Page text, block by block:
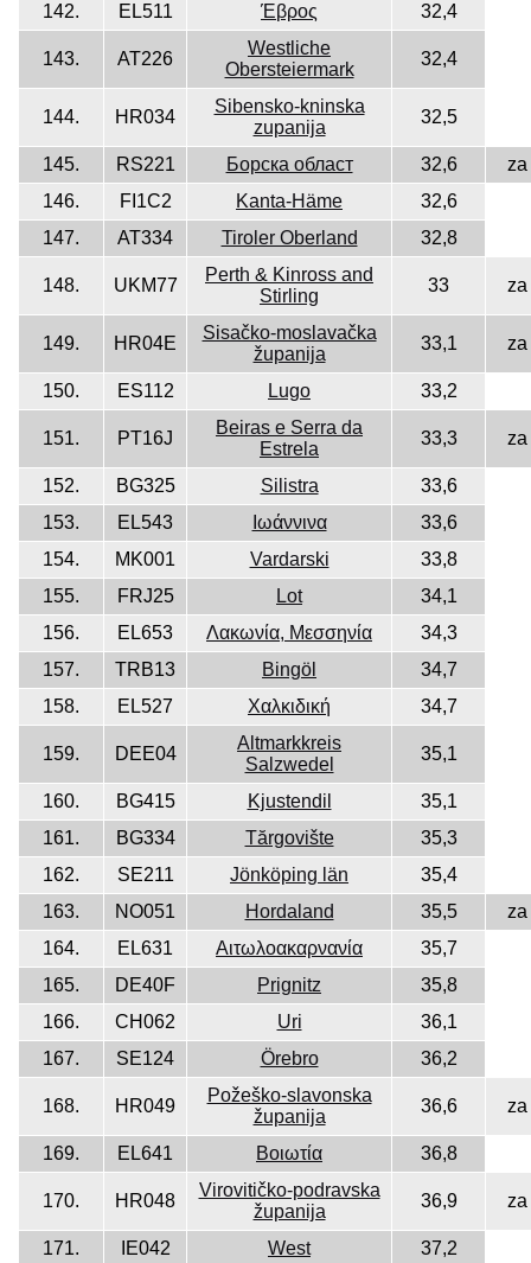
142.
EL511 Έβρος 32,4
143. AT226
Westliche
Obersteiermark
32,4
144. HR034
Sibensko-kninska
zupanija
32,5
145. RS221 Борска област 32,6
za
146.
FI1C2 Kanta-Häme
32,6
147.
AT334 Tiroler Oberland 32,8
148. UKM77
Perth & Kinross and
Stirling
33 za
149. HR04E
Sisačko-moslavačka
županija
33,1 za
150. ES112 Lugo 33,2
151. PT16J
Beiras e Serra da
Estrela
33,3 za
152. BG325 Silistra
33,6
153.
EL543 Ιωάννινα
33,6
154.
MK001 Vardarski
33,8
155.
FRJ25 Lot
34,1
156.
EL653 Λακωνία, Μεσσηνία
34,3
157.
TRB13 Bingöl
34,7
158.
EL527 Χαλκιδική 34,7
159. DEE04
Altmarkkreis
Salzwedel
35,1
160. BG415 Kjustendil
35,1
161.
BG334 Tărgovište
35,3
162.
SE211 Jönköping län
35,4
163.
NO051 Hordaland 35,5
za
164.
EL631 Αιτωλοακαρνανία
35,7
165.
DE40F Prignitz
35,8
166.
CH062 Uri
36,1
167.
SE124 Örebro 36,2
168. HR049
Požeško-slavonska
županija
36,6 za
169. EL641 Βοιωτία 36,8
170. HR048
Virovitičko-podravska
županija
36,9 za
171. IE042 West
37,2